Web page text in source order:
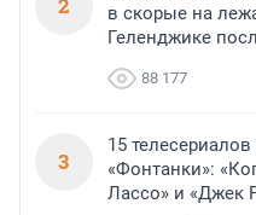
в скорые на
Геленджике
88 177
3
15
«Фонтанки»:
Лассо» и «Джек